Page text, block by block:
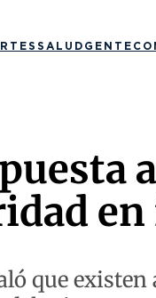
SALUD GENTE
que